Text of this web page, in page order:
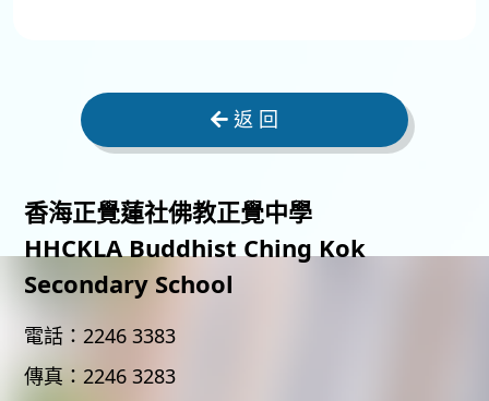
返 回
香海正覺蓮社佛教正覺中學
HHCKLA Buddhist Ching Kok
Secondary School
電話： 2246 3383
傳真： 2246 3283